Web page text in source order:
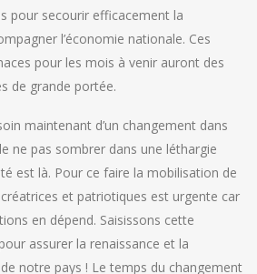
pour secourir efficacement la
l’économie nationale. Ces
pour les mois à venir auront des
de grande portée.
maintenant d’un changement dans
ne pas sombrer dans une léthargie
est là. Pour ce faire la mobilisation de
et patriotiques est urgente car
en dépend. Saisissons cette
assurer la renaissance et la
notre pays ! Le temps du changement